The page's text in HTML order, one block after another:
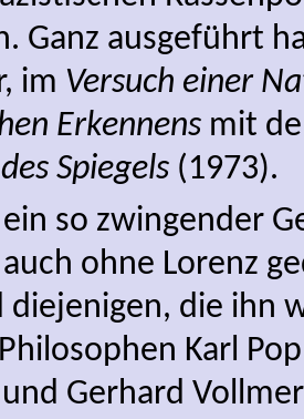
Ganz ausgeführt
im Versuch einer
Erkennensmit
Spiegels(1973).
ein so zwingender
ohne Lorenz
diejenigen, die ihn
Karl
Gerhard